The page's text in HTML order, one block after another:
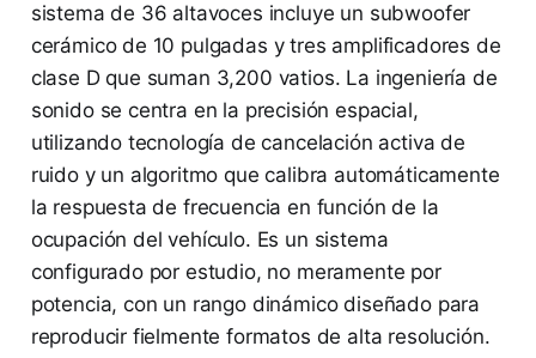
sistema de 36 altavoces incluye un subwoofer
cerámico de 10 pulgadas y tres amplificadores de
clase D que suman 3,200 vatios. La ingeniería de
sonido se centra en la precisión espacial,
utilizando tecnología de cancelación activa de
ruido y un algoritmo que calibra automáticamente
la respuesta de frecuencia en función de la
ocupación del vehículo. Es un sistema
configurado por estudio, no meramente por
potencia, con un rango dinámico diseñado para
reproducir fielmente formatos de alta resolución.